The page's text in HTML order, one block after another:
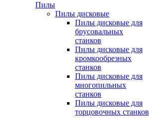
Пилы
Пилы дисковые
Пилы дисковые для
брусовальных
станков
Пилы дисковые для
кромкообрезных
станков
Пилы дисковые для
многопильных
станков
Пилы дисковые для
торцовочных станков